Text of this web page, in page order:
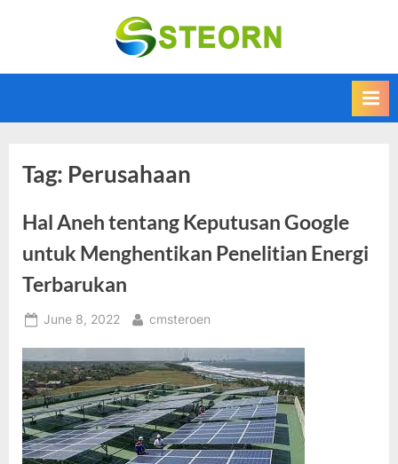
Informasi
Terkini dan
Informasi teknologi
terbaru dan
Tag: Perusahaan
Hal Aneh tentang Keputusan Google
untuk Menghentikan Penelitian Energi
Terbarukan
Posted
June 8, 2022 By
cmsteroen